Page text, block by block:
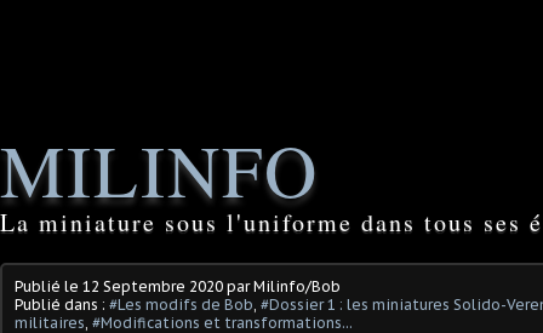
MILINFO
La miniature sous l'uniforme dans tous ses
Publié le 12 Septembre 2020 par Milinfo/Bob
Publié dans : #Les modifs de Bob, #Dossier 1 : les miniatures Solido-
militaires, #Modifications et transformations...